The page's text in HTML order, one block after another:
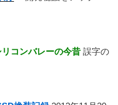
リコンバレーの今昔 誤字の